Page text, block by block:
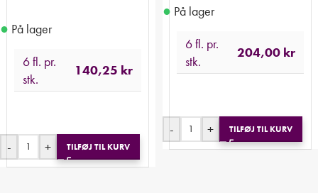
● På lager
6 fl. pr.
stk.
140,25 kr
- + TILFØJ TIL KURV
● På lager
6 fl. pr.
stk.
204,00 kr
- + TILFØJ TIL KURV